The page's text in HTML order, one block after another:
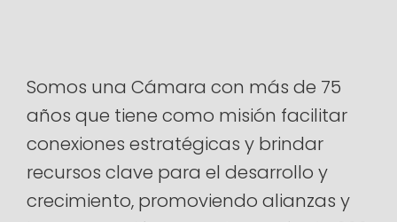
Somos una Cámara con más de 75
años que tiene como misión facilitar
conexiones estratégicas y brindar
recursos clave para el desarrollo y
crecimiento, promoviendo alianzas y